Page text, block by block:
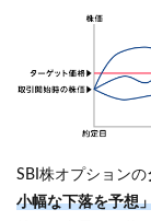
SBI株オプションの
小幅な下落を予想